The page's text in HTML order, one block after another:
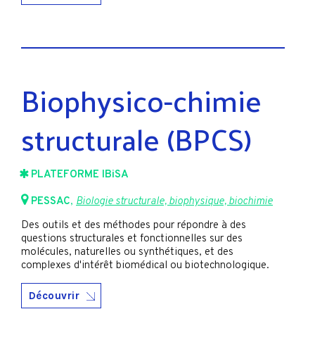
Biophysico-chimie
structurale (BPCS)
PLATEFORME IBiSA
PESSAC, Biologie structurale, biophysique, biochimie
Des outils et des méthodes pour répondre à des
questions structurales et fonctionnelles sur des
molécules, naturelles ou synthétiques, et des
complexes d'intérêt biomédical ou biotechnologique.
Découvrir